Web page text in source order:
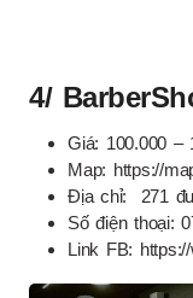
4/
Giá: 100.000 –
Map: https://
Địa chỉ: 271
Số điện thoại:
Link FB: